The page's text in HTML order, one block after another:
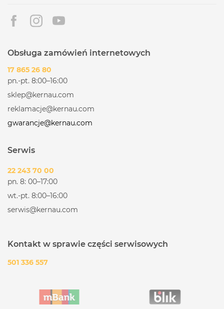
Obsługa zamówień internetowych
17 865 26 80
pn.-pt. 8:00–16:00
sklep@kernau.com
reklamacje@kernau.com
gwarancje@kernau.com
Serwis
22 243 70 00
pn. 8: 00–17:00
wt.-pt. 8:00–16:00
serwis@kernau.com
Kontakt w sprawie części serwisowych
501 336 557